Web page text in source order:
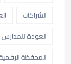
الشراكات
العودة للمدارس
المحفظة الرقمية